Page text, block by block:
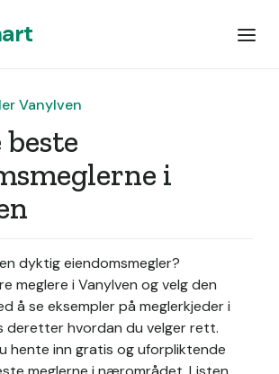
Vanylven
i
dyktig eiendomsmegler?
meglere i Vanylven og velg den
å se eksempler på meglerkjeder i
deretter hvordan du velger rett.
hente inn gratis og uforpliktende